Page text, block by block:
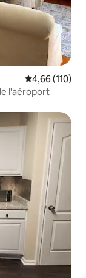
Évaluation
4,66 (110)
l'aéroport